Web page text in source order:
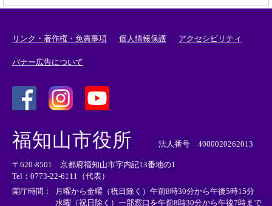
リンク・著作権・免責事項 個人情報保護 アクセシビリティ
バナー広告について
外
部
リ
ン
ク
＞
外
リ
ン
ク
＞
外
部
ン
ク
＞
福知山市役所 法人番号 4000020262013
〒620-8501 京都府福知山市字内記13番地の1
Tel：0773-22-6111（代表）
開庁時間：
月曜から金曜（祝日除く）午前8時30分から午後5時15分
水曜（祝日除く）一部窓口を午前8時30分から午後7時まで